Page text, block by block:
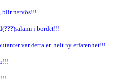
blir nervös!!!
i bordet!!!
var detta en helt ny erfarenhet!!!